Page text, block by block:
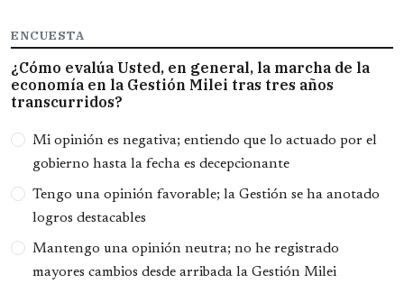
ENCUESTA
¿Cómo evalúa Usted, en general, la marcha de la
economía en la Gestión Milei tras tres años
transcurridos?
Opciones
Mi opinión es negativa; entiendo que lo actuado por el
gobierno hasta la fecha es decepcionante
Tengo una opinión favorable; la Gestión se ha anotado
logros destacables
Mantengo una opinión neutra; no he registrado
mayores cambios desde arribada la Gestión Milei